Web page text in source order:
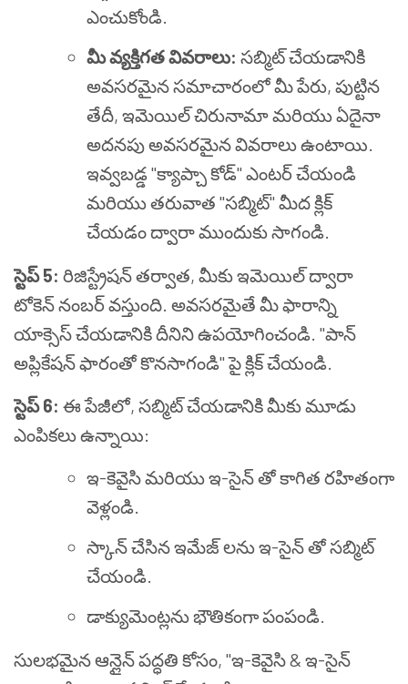
ఎంచుకోండి.
మీ వ్యక్తిగత వివరాలు: సబ్మిట్ చేయడానికి
అవసరమైన సమాచారంలో మీ పేరు, పుట్టిన
తేదీ, ఇమెయిల్ చిరునామా మరియు ఏదైనా
అదనపు అవసరమైన వివరాలు ఉంటాయి.
ఇవ్వబడ్డ "క్యాప్చా కోడ్" ఎంటర్ చేయండి
మరియు తరువాత "సబ్మిట్" మీద క్లిక్
చేయడం ద్వారా ముందుకు సాగండి.
స్టెప్ 5: రిజిస్ట్రేషన్ తర్వాత, మీకు ఇమెయిల్ ద్వారా
టోకెన్ నంబర్ వస్తుంది. అవసరమైతే మీ ఫారాన్ని
యాక్సెస్ చేయడానికి దీనిని ఉపయోగించండి. "పాన్
అప్లికేషన్ ఫారంతో కొనసాగండి" పై క్లిక్ చేయండి.
స్టెప్ 6: ఈ పేజీలో, సబ్మిట్ చేయడానికి మీకు మూడు
ఎంపికలు ఉన్నాయి:
ఇ-కెవైసి మరియు ఇ-సైన్ తో కాగిత రహితంగా
వెళ్లండి.
స్కాన్ చేసిన ఇమేజ్ లను ఇ-సైన్ తో సబ్మిట్
చేయండి.
డాక్యుమెంట్లను భౌతికంగా పంపండి.
సులభమైన ఆన్లైన్ పద్ధతి కోసం, "ఇ-కెవైసి & ఇ-సైన్